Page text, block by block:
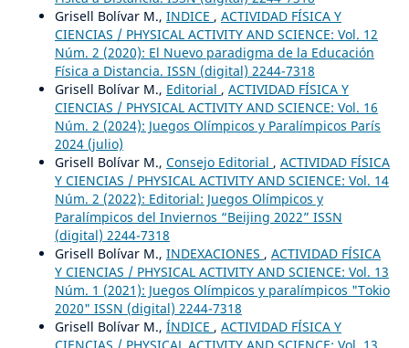
Grisell Bolívar M., INDICE , ACTIVIDAD FÍSICA Y
CIENCIAS / PHYSICAL ACTIVITY AND SCIENCE: Vol. 12
Núm. 2 (2020): El Nuevo paradigma de la Educación
Física a Distancia. ISSN (digital) 2244-7318
Grisell Bolívar M., Editorial , ACTIVIDAD FÍSICA Y
CIENCIAS / PHYSICAL ACTIVITY AND SCIENCE: Vol. 16
Núm. 2 (2024): Juegos Olímpicos y Paralímpicos París
2024 (julio)
Grisell Bolívar M., Consejo Editorial , ACTIVIDAD FÍSICA
Y CIENCIAS / PHYSICAL ACTIVITY AND SCIENCE: Vol. 14
Núm. 2 (2022): Editorial: Juegos Olímpicos y
Paralímpicos del Inviernos “Beijing 2022” ISSN
(digital) 2244-7318
Grisell Bolívar M., INDEXACIONES , ACTIVIDAD FÍSICA
Y CIENCIAS / PHYSICAL ACTIVITY AND SCIENCE: Vol. 13
Núm. 1 (2021): Juegos Olímpicos y paralímpicos "Tokio
2020" ISSN (digital) 2244-7318
Grisell Bolívar M., ÍNDICE , ACTIVIDAD FÍSICA Y